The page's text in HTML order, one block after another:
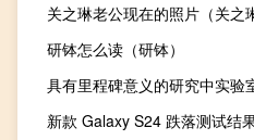
关之琳老公现在的照片（关之
研钵怎么读（研钵）
具有里程碑意义的研究中实验
新款 Galaxy S24 跌落测试结